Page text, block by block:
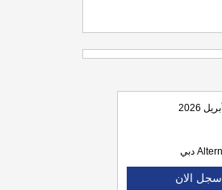
دبي
سجل الان